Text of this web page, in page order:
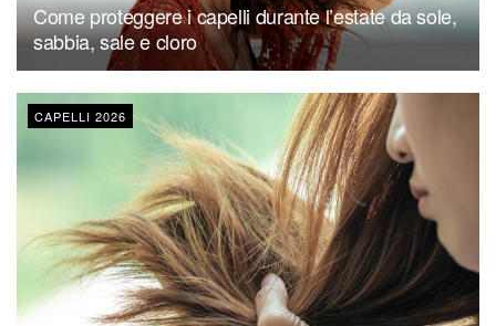
Come proteggere i capelli durante l’estate da sole,
sabbia, sale e cloro
CAPELLI 2026